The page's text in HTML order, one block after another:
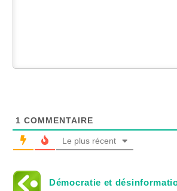
1 COMMENTAIRE
Le plus récent